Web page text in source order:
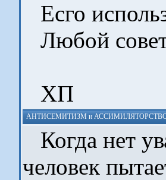
Есго
Любой
ХП
АНТИСЕМИТИЗМ и
Когда нет
человек